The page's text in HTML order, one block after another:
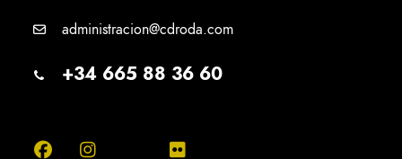
administracion@cdroda.com
+34 665 88 36 60